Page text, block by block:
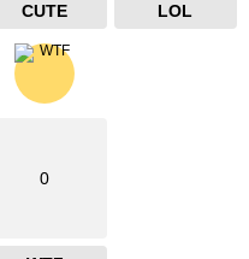
CUTE LOL
0